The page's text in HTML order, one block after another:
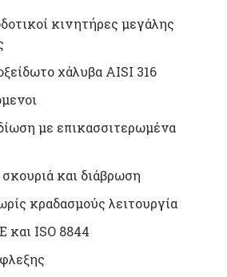
κινητήρες μεγάλης
χάλυβα AISI 316
με επικασσιτερωμένα
και διάβρωση
κραδασμούς λειτουργία
και ISO 8844